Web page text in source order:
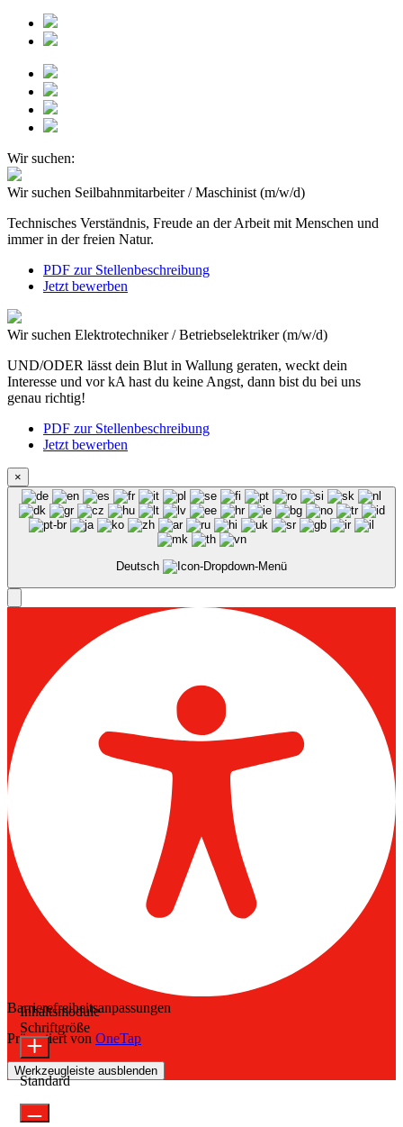
Wir suchen:
Wir suchen Seilbahnmitarbeiter / Maschinist (m/w/d)
Technisches Verständnis, Freude an der Arbeit mit Menschen und
immer in der freien Natur.
PDF zur Stellenbeschreibung
Jetzt bewerben
Wir suchen Elektrotechniker / Betriebselektriker (m/w/d)
UND/ODER lässt dein Blut in Wallung geraten, weckt dein
Interesse und vor kA hast du keine Angst, dann bist du bei uns
genau richtig!
PDF zur Stellenbeschreibung
Jetzt bewerben
×
Deutsch
Barrierefreiheitsanpassungen
Präsentiert von OneTap
Werkzeugleiste ausblenden
Inhaltsmodule
Schriftgröße
Standard